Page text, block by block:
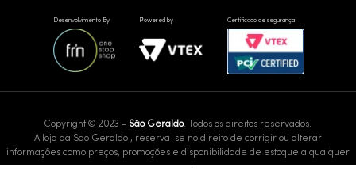
Desenvolvimento By Powered by Certificado de segurança
Copyright © 2023 - São Geraldo. Todos os direitos reservados.
A loja da São Geraldo , reserva-se no direito de corrigir ou alterar
informações como preços, promoções e disponibilidade de estoque a qualquer
momento.